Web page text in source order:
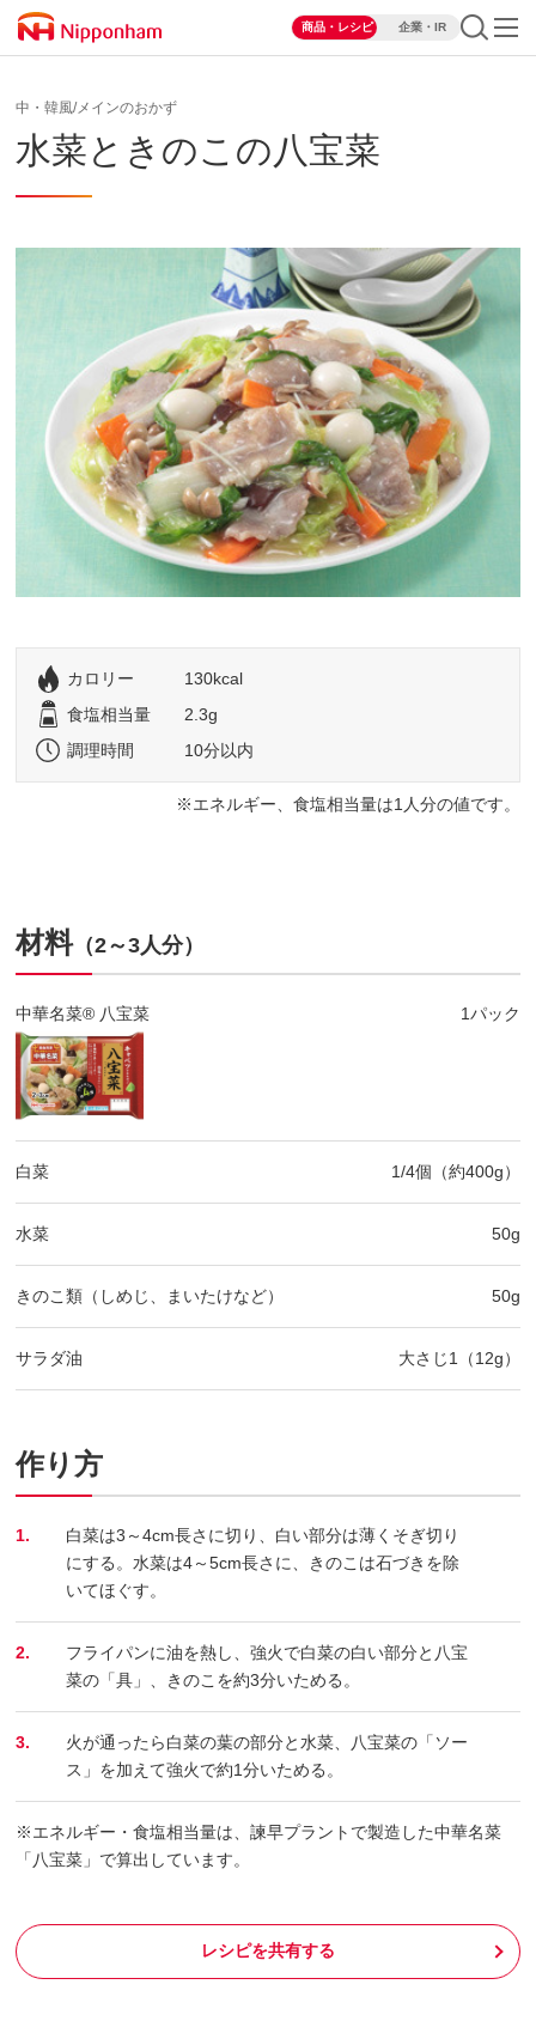
商品・レシピ 企業・IR
中・韓風/メインのおかず
水菜ときのこの八宝菜
カロリー
130kcal
食塩相当量
2.3g
調理時間
10分以内
エネルギー、食塩相当量は1人分の値です。
材料（2～3人分）
中華名菜® 八宝菜 1パック
白菜 1/4個（約400g）
水菜 50g
きのこ類（しめじ、まいたけなど） 50g
サラダ油 大さじ1（12g）
作り方
1.
白菜は3～4cm長さに切り、白い部分は薄くそぎ切り
にする。水菜は4～5cm長さに、きのこは石づきを除
いてほぐす。
2.
フライパンに油を熱し、強火で白菜の白い部分と八宝
菜の「具」、きのこを約3分いためる。
3.
火が通ったら白菜の葉の部分と水菜、八宝菜の「ソー
ス」を加えて強火で約1分いためる。
※エネルギー・食塩相当量は、諫早プラントで製造した中華名菜
「八宝菜」で算出しています。
レシピを共有する